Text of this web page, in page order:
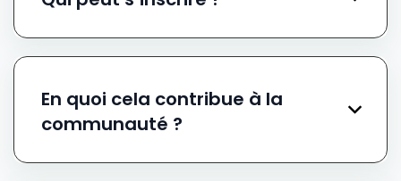
En quoi cela contribue à la
communauté ?